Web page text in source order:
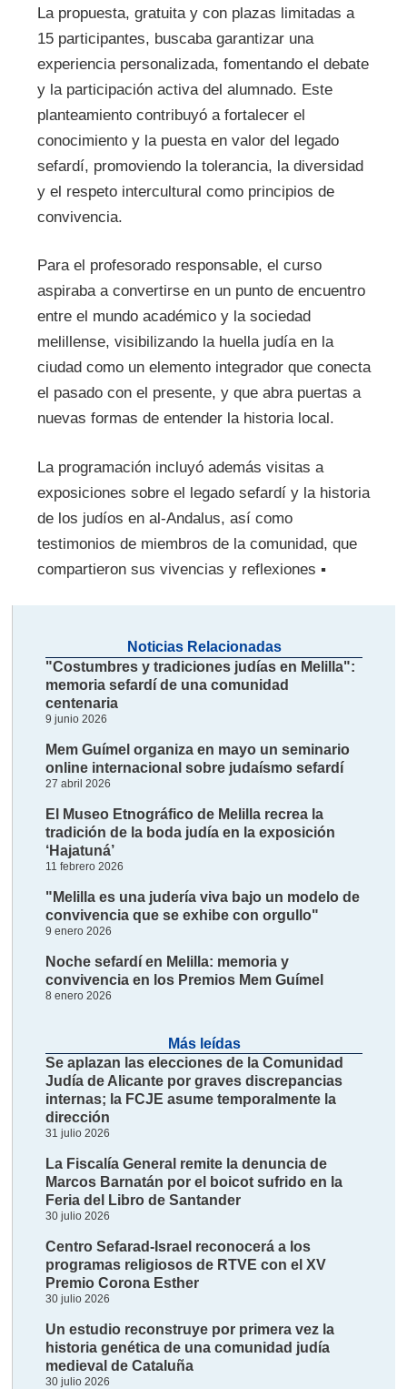
La propuesta, gratuita y con plazas limitadas a
15 participantes, buscaba garantizar una
experiencia personalizada, fomentando el debate
y la participación activa del alumnado. Este
planteamiento contribuyó a fortalecer el
conocimiento y la puesta en valor del legado
sefardí, promoviendo la tolerancia, la diversidad
y el respeto intercultural como principios de
convivencia.
Para el profesorado responsable, el curso
aspiraba a convertirse en un punto de encuentro
entre el mundo académico y la sociedad
melillense, visibilizando la huella judía en la
ciudad como un elemento integrador que conecta
el pasado con el presente, y que abra puertas a
nuevas formas de entender la historia local.
La programación incluyó además visitas a
exposiciones sobre el legado sefardí y la historia
de los judíos en al-Andalus, así como
testimonios de miembros de la comunidad, que
compartieron sus vivencias y reflexiones ▪
Noticias Relacionadas
"Costumbres y tradiciones judías en Melilla":
memoria sefardí de una comunidad
centenaria
9 junio 2026
Mem Guímel organiza en mayo un seminario
online internacional sobre judaísmo sefardí
27 abril 2026
El Museo Etnográfico de Melilla recrea la
tradición de la boda judía en la exposición
‘Hajatuná’
11 febrero 2026
"Melilla es una judería viva bajo un modelo de
convivencia que se exhibe con orgullo"
9 enero 2026
Noche sefardí en Melilla: memoria y
convivencia en los Premios Mem Guímel
8 enero 2026
Más leídas
Se aplazan las elecciones de la Comunidad
Judía de Alicante por graves discrepancias
internas; la FCJE asume temporalmente la
dirección
31 julio 2026
La Fiscalía General remite la denuncia de
Marcos Barnatán por el boicot sufrido en la
Feria del Libro de Santander
30 julio 2026
Centro Sefarad-Israel reconocerá a los
programas religiosos de RTVE con el XV
Premio Corona Esther
30 julio 2026
Un estudio reconstruye por primera vez la
historia genética de una comunidad judía
medieval de Cataluña
30 julio 2026